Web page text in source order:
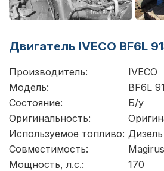
Двигатель IVECO BF6L
Производитель:
IVECO
Модель:
BF6L
Состояние:
Б/у
Оригинальность:
Используемое топливо: Дизель
Совместимость:
Magirus
Мощность, л.с.:
170